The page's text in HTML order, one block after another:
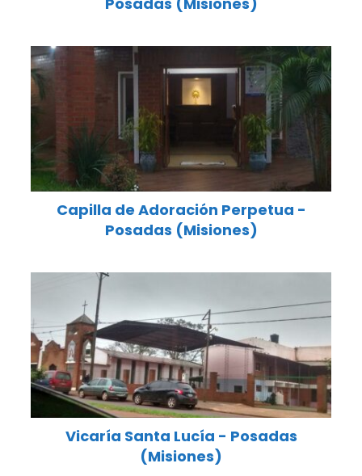
Capilla de Adoración Perpetua -
Posadas (Misiones)
Vicaría Santa Lucía - Posadas
(Misiones)